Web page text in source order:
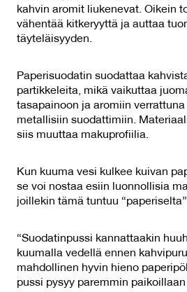
kahvin aromit liukenevat. Oikein
vähentää kitkeryyttä ja auttaa
täyteläisyyden.
Paperisuodatin suodattaa
partikkeleita, mikä vaikuttaa
tasapainoon ja aromiin
metallisiin suodattimiin.
siis muuttaa makuprofiilia.
Kun kuuma vesi kulkee kuivan
se voi nostaa esiin luonnollisia
joillekin tämä tuntuu
“Suodatinpussi kannattaakin
kuumalla vedellä ennen
mahdollinen hyvin hieno
pussi pysyy paremmin